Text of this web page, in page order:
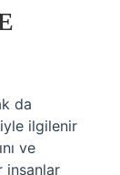
da
ilgilenir
ve
insanlar